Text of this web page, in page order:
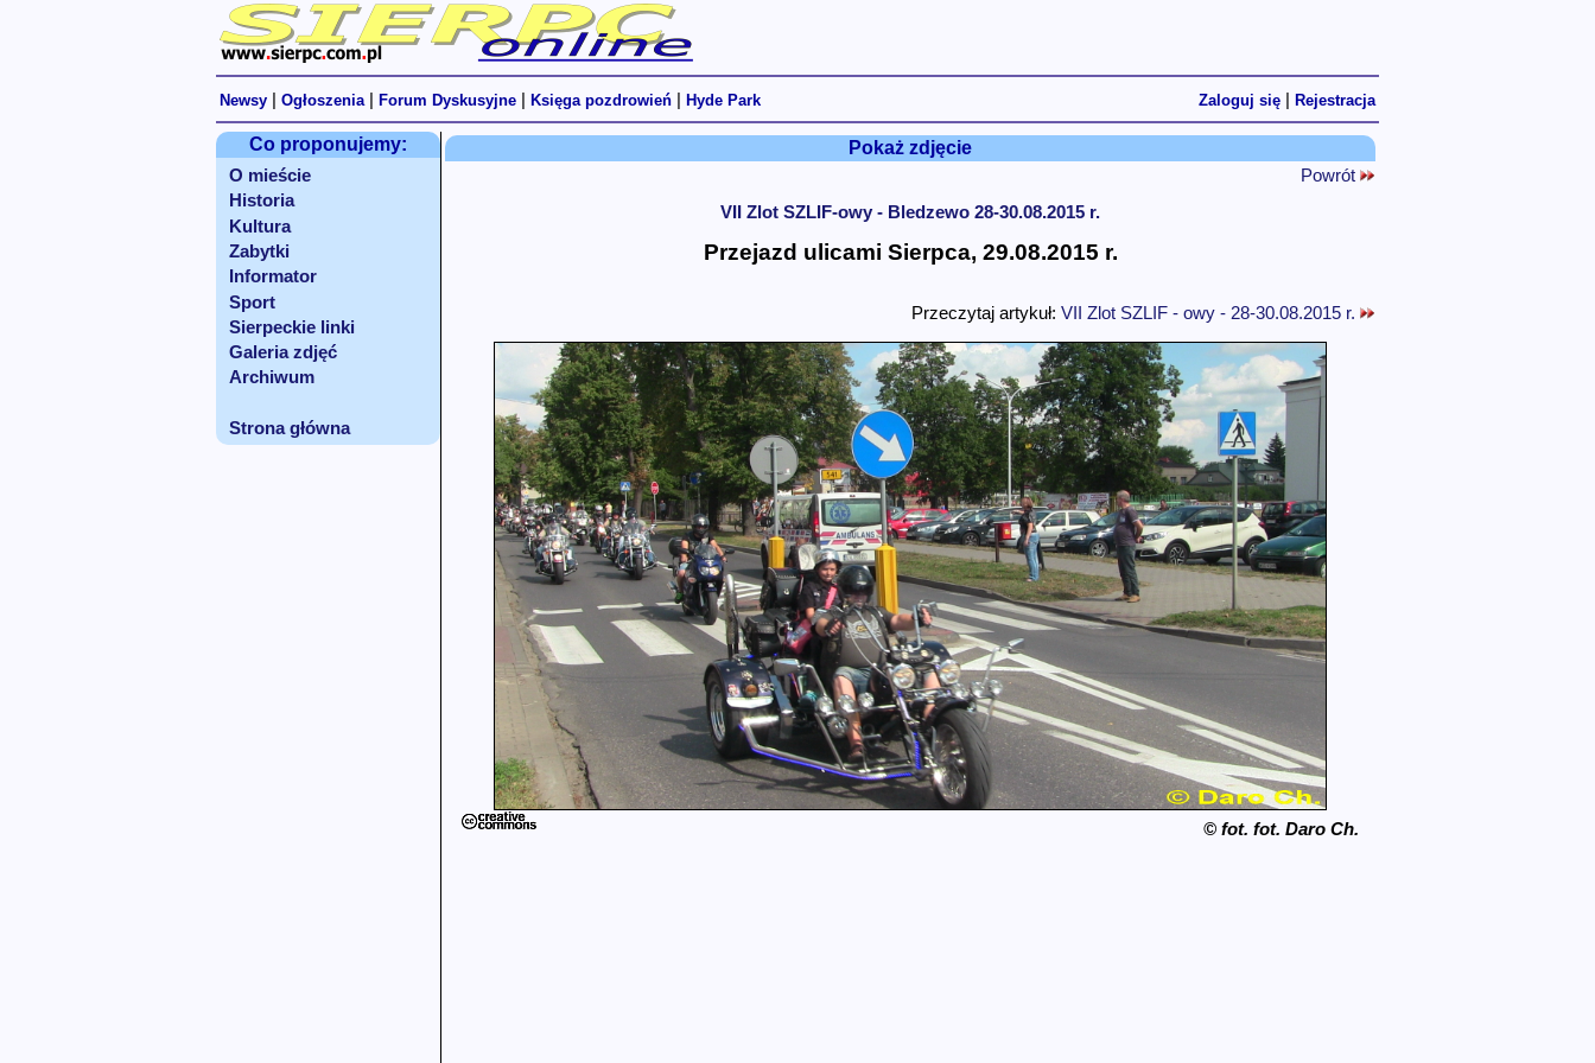
Newsy Ogłoszenia Forum Dyskusyjne Księga pozdrowień Hyde Park Zaloguj się Rejestracja
Co proponujemy:
O mieście
Historia
Kultura
Zabytki
Informator
Sport
Sierpeckie linki
Galeria zdjęć
Archiwum
Strona główna
Pokaż zdjęcie
Powrót
VII Zlot SZLIF-owy - Bledzewo 28-30.08.2015 r.
Przejazd ulicami Sierpca, 29.08.2015 r.
Przeczytaj artykuł: VII Zlot SZLIF - owy - 28-30.08.2015 r.
© fot. fot. Daro Ch.